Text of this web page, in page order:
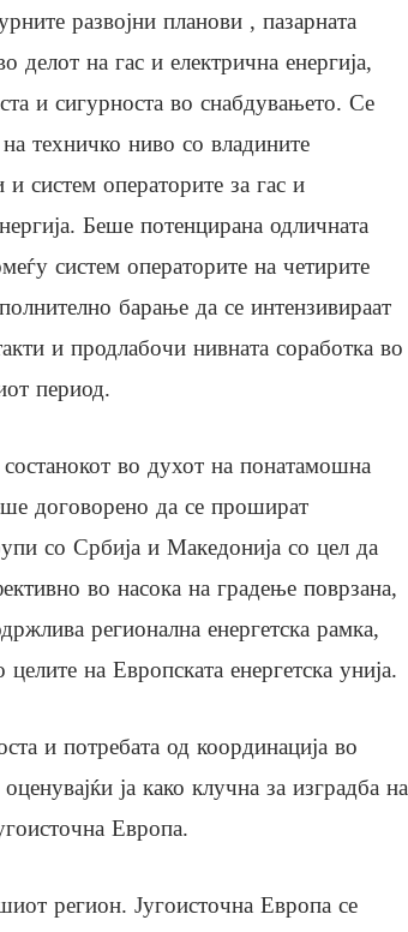
развојни планови , пазарната
делот на гас и електрична енергија,
и сигурноста во снабдувањето. Се
техничко ниво со владините
и систем операторите за гас и
Беше потенцирана одличната
систем операторите на четирите
барање да се интензивираат
и продлабочи нивната соработка во
период.
во духот на понатамошна
договорено да се прошират
со Србија и Македонија со цел да
во насока на градење поврзана,
регионална енергетска рамка,
целите на Европската енергетска унија.
и потребата од координација во
ја како клучна за изградба на
Европа.
регион. Југоисточна Европа се